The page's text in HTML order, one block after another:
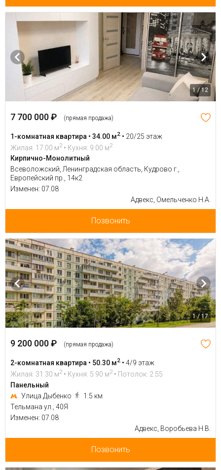
1 / 12
7 700 000 ₽ (прямая продажа)
1-комнатная квартира • 34.00 м2 • 20/25 этаж
Жилая: 17.00 м2 • Кухня: 9.00 м2
Кирпично-Монолитный
Всеволожский, Ленинградская область, Кудрово г.,
Европейский пр., 14к2
Изменен: 07.08
Адвекс, Омельченко Н.А.
Позвонить
1 / 17
9 200 000 ₽ (прямая продажа)
2-комнатная квартира • 50.30 м2 • 4/9 этаж
Жилая: 31.30 м2 • Кухня: 5.90 м2 • Потолок: 2.55
Панельный
Улица Дыбенко
1.5 км
Тельмана ул., 40Я
Изменен: 07.08
Адвекс, Воробьева Н.В.
Позвонить